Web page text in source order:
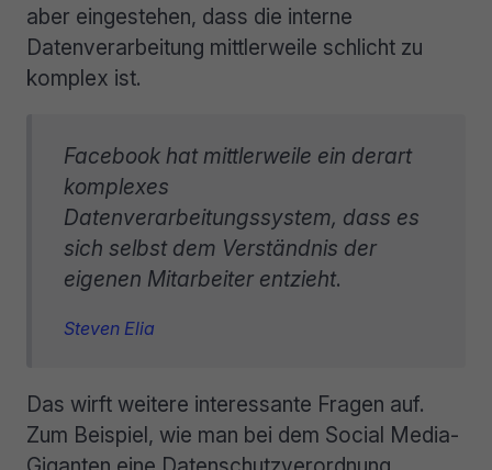
aber eingestehen, dass die interne
Datenverarbeitung mittlerweile schlicht zu
komplex ist.
Facebook hat mittlerweile ein derart
komplexes
Datenverarbeitungssystem, dass es
sich selbst dem Verständnis der
eigenen Mitarbeiter entzieht.
Steven Elia
Das wirft weitere interessante Fragen auf.
Zum Beispiel, wie man bei dem Social Media-